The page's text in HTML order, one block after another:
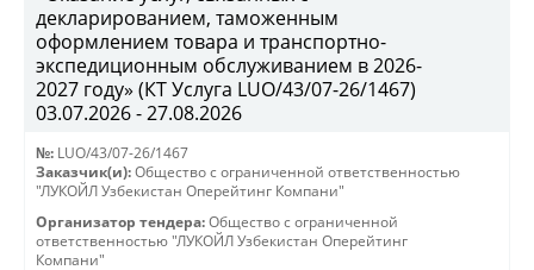
декларированием, таможенным
оформлением товара и транспортно-
экспедиционным обслуживанием в 2026-
2027 году» (КТ Услуга LUO/43/07-26/1467)
03.07.2026 - 27.08.2026
№: LUO/43/07-26/1467
Заказчик(и): Общество с ограниченной ответственностью
"ЛУКОЙЛ Узбекистан Оперейтинг Компани"
Организатор тендера: Общество с ограниченной
ответственностью "ЛУКОЙЛ Узбекистан Оперейтинг
Компани"